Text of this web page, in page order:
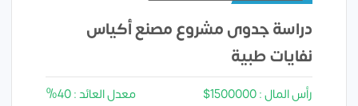
دراسة جدوى مشروع مصنع أكياس
نفايات طبية
رأس المال : 1500000$ معدل العائد : 40%